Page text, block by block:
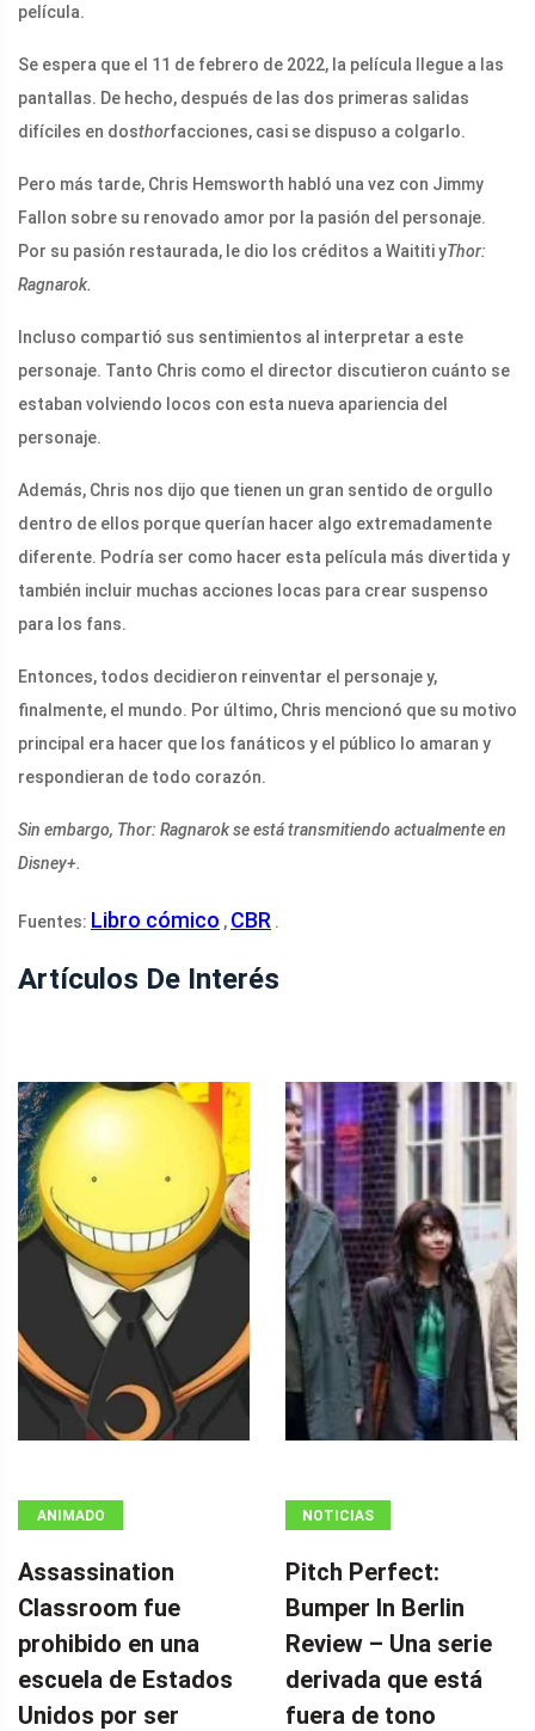
película.
Se espera que el 11 de febrero de 2022, la película llegue a las
pantallas. De hecho, después de las dos primeras salidas
difíciles en dosthorfacciones, casi se dispuso a colgarlo.
Pero más tarde, Chris Hemsworth habló una vez con Jimmy
Fallon sobre su renovado amor por la pasión del personaje.
Por su pasión restaurada, le dio los créditos a Waititi yThor:
Ragnarok.
Incluso compartió sus sentimientos al interpretar a este
personaje. Tanto Chris como el director discutieron cuánto se
estaban volviendo locos con esta nueva apariencia del
personaje.
Además, Chris nos dijo que tienen un gran sentido de orgullo
dentro de ellos porque querían hacer algo extremadamente
diferente. Podría ser como hacer esta película más divertida y
también incluir muchas acciones locas para crear suspenso
para los fans.
Entonces, todos decidieron reinventar el personaje y,
finalmente, el mundo. Por último, Chris mencionó que su motivo
principal era hacer que los fanáticos y el público lo amaran y
respondieran de todo corazón.
Sin embargo, Thor: Ragnarok se está transmitiendo actualmente en
Disney+.
Fuentes: Libro cómico , CBR .
Artículos De Interés
ANIMADO
Assassination
Classroom fue
prohibido en una
escuela de Estados
Unidos por ser
NOTICIAS
Pitch Perfect:
Bumper In Berlin
Review – Una serie
derivada que está
fuera de tono